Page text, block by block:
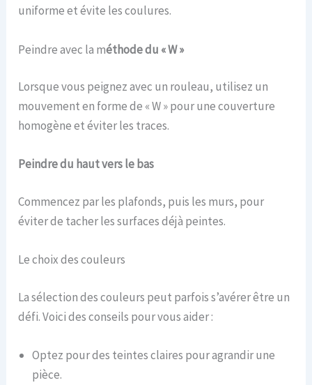
uniforme et évite les coulures.
Peindre avec la méthode du « W »
Lorsque vous peignez avec un rouleau, utilisez un
mouvement en forme de « W » pour une couverture
homogène et éviter les traces.
Peindre du haut vers le bas
Commencez par les plafonds, puis les murs, pour
éviter de tacher les surfaces déjà peintes.
Le choix des couleurs
La sélection des couleurs peut parfois s’avérer être un
défi. Voici des conseils pour vous aider :
Optez pour des teintes claires pour agrandir une
pièce.